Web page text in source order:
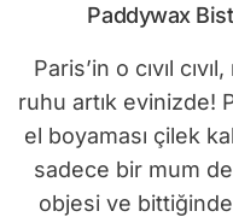
Paddywax
Paris’in o cıvıl
ruhu artık evinizde!
el boyaması çilek
sadece bir mum
objesi ve